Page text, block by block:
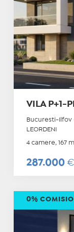
VILA P+1-
Bucuresti-Ilfov -
LEORDENI
4 camere, 167
287.000 €
0%